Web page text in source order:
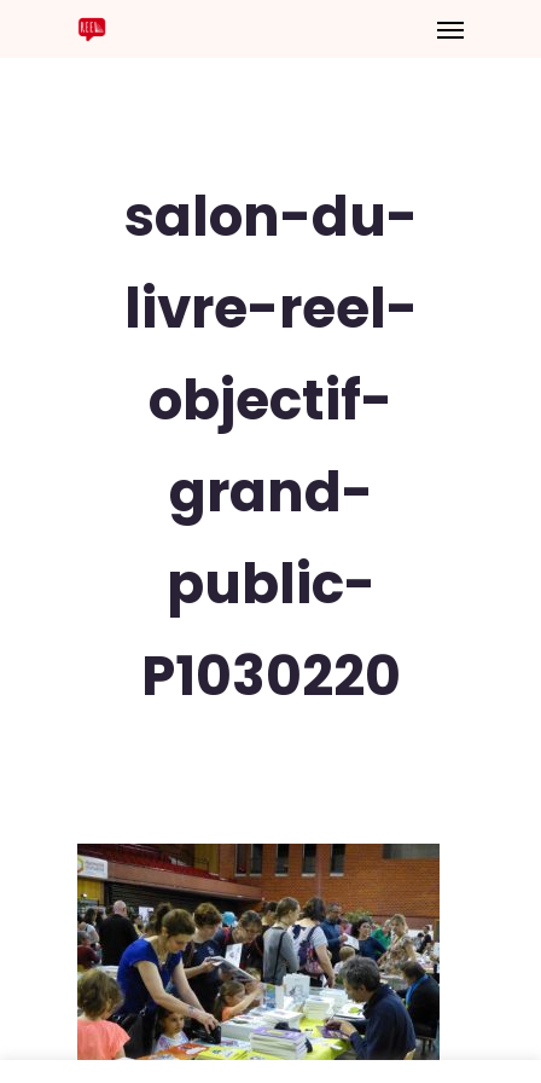
salon-du-
livre-reel-
objectif-
grand-
public-
P1030220